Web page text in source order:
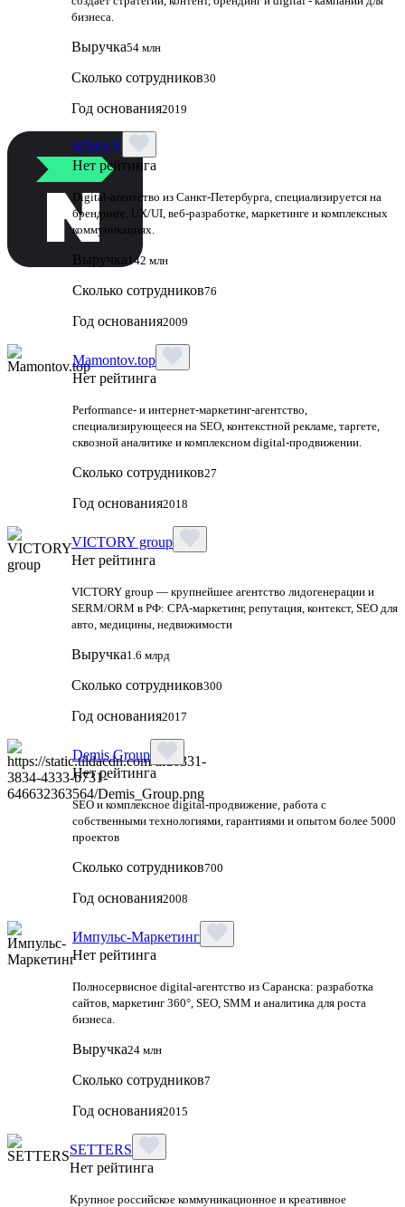
бизнеса.
Выручка54 млн
Сколько сотрудников30
Год основания2019
NIMAX
Нет рейтинга
Digital-агентство из Санкт-Петербурга, специализируется на
брендинге, UX/UI, веб-разработке, маркетинге и комплексных
коммуникациях.
Выручка 142 млн
Сколько сотрудников76
Год основания2009
Mamontov.top
Нет рейтинга
Performance‑ и интернет‑маркетинг‑агентство,
специализирующееся на SEO, контекстной рекламе, таргете,
сквозной аналитике и комплексном digital‑продвижении.
Сколько сотрудников27
Год основания2018
VICTORY group
Нет рейтинга
VICTORY group — крупнейшее агентство лидогенерации и
SERM/ORM в РФ: CPA-маркетинг, репутация, контекст, SEO для
авто, медицины, недвижимости
Выручка1.6 млрд
Сколько сотрудников300
Год основания2017
Demis Group
Нет рейтинга
SEO и комплексное digital-продвижение, работа с
собственными технологиями, гарантиями и опытом более 5000
проектов
Сколько сотрудников700
Год основания2008
Импульс-Маркетинг
Нет рейтинга
Полносервисное digital-агентство из Саранска: разработка
сайтов, маркетинг 360°, SEO, SMM и аналитика для роста
бизнеса.
Выручка24 млн
Сколько сотрудников7
Год основания2015
SETTERS
Нет рейтинга
Крупное российское коммуникационное и креативное